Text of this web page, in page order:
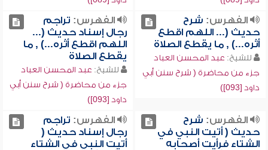
الفهرس: شرح
حديث (... اللهم اقطع
أثره...) , ما يقطع الصلاة
للشيخ: عبد المحسن العباد
جزء من محاضرة ( شرح سنن أبي
داود [093])
الفهرس: تراجم
رجال إسناد حديث (...
اللهم اقطع أثره...) , ما
يقطع الصلاة
للشيخ: عبد المحسن العباد
جزء من محاضرة ( شرح سنن أبي
داود [093])
الفهرس: شرح
حديث ( أتيت النبي في
الشتاء فرأيت أصحابه
الفهرس: تراجم
رجال إسناد حديث (
أتيت النبي في الشتاء